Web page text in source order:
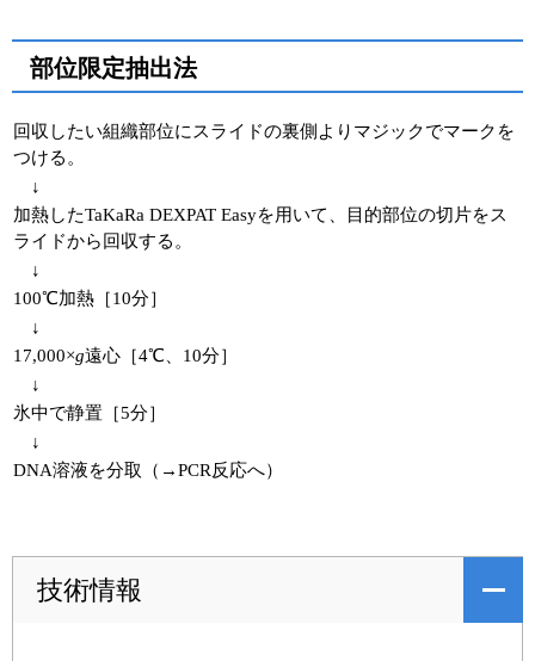
部位限定抽出法
回収したい組織部位にスライドの裏側よりマジックでマークを
つける。
↓
加熱したTaKaRa DEXPAT Easyを用いて、目的部位の切片をス
ライドから回収する。
↓
100℃加熱［10分］
↓
17,000×g遠心［4℃、10分］
↓
氷中で静置［5分］
↓
DNA溶液を分取（→PCR反応へ）
技術情報